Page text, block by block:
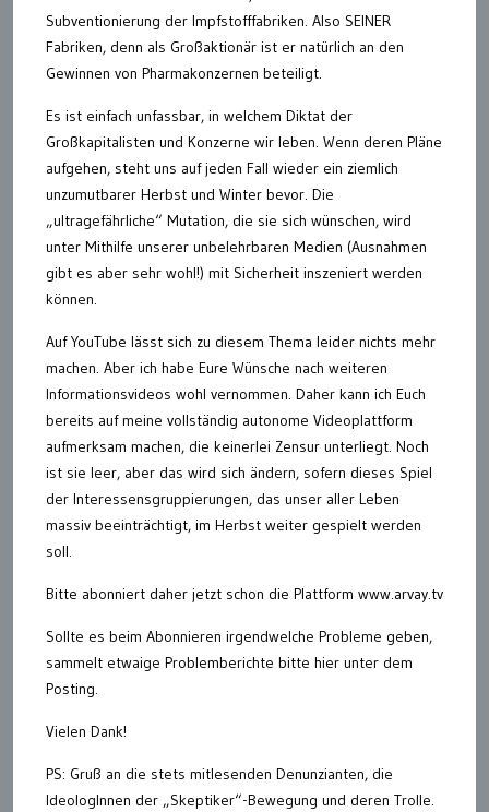
Subventionierung der Impfstofffabriken. Also SEINER
Fabriken, denn als Großaktionär ist er natürlich an den
Gewinnen von Pharmakonzernen beteiligt.
Es ist einfach unfassbar, in welchem Diktat der
Großkapitalisten und Konzerne wir leben. Wenn deren Pläne
aufgehen, steht uns auf jeden Fall wieder ein ziemlich
unzumutbarer Herbst und Winter bevor. Die
„ultragefährliche“ Mutation, die sie sich wünschen, wird
unter Mithilfe unserer unbelehrbaren Medien (Ausnahmen
gibt es aber sehr wohl!) mit Sicherheit inszeniert werden
können.
Auf YouTube lässt sich zu diesem Thema leider nichts mehr
machen. Aber ich habe Eure Wünsche nach weiteren
Informationsvideos wohl vernommen. Daher kann ich Euch
bereits auf meine vollständig autonome Videoplattform
aufmerksam machen, die keinerlei Zensur unterliegt. Noch
ist sie leer, aber das wird sich ändern, sofern dieses Spiel
der Interessensgruppierungen, das unser aller Leben
massiv beeinträchtigt, im Herbst weiter gespielt werden
soll.
Bitte abonniert daher jetzt schon die Plattform www.arvay.tv
Sollte es beim Abonnieren irgendwelche Probleme geben,
sammelt etwaige Problemberichte bitte hier unter dem
Posting.
Vielen Dank!
PS: Gruß an die stets mitlesenden Denunzianten, die
IdeologInnen der „Skeptiker“-Bewegung und deren Trolle.